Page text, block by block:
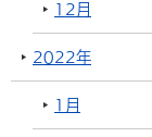
12月
2022年
1月